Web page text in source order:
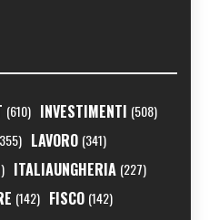
(610) INVESTIMENTI (508)
LAVORO (341)
ITALIAUNGHERIA (227)
(142) FISCO (142)